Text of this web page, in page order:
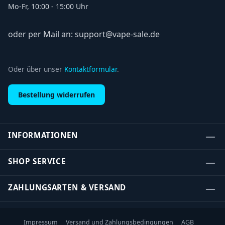
Mo-Fr, 10:00 - 15:00 Uhr
oder per Mail an: support@vape-sale.de
Oder über unser Kontaktformular.
Bestellung widerrufen
INFORMATIONEN
SHOP SERVICE
ZAHLUNGSARTEN & VERSAND
Impressum Versand und Zahlungsbedingungen AGB